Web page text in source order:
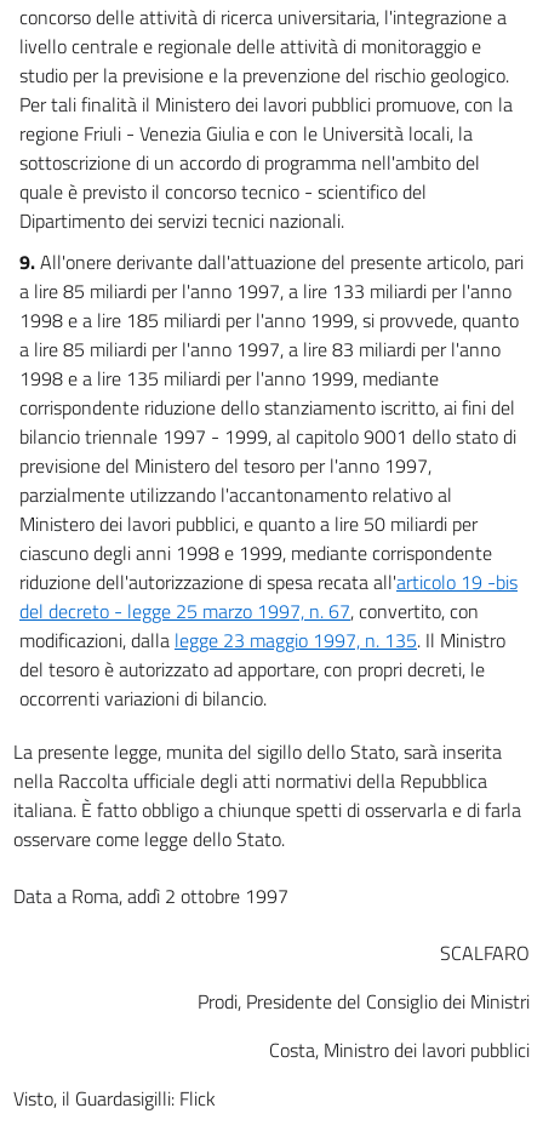
concorso delle attività di ricerca universitaria, l'integrazione a
livello centrale e regionale delle attività di monitoraggio e
studio per la previsione e la prevenzione del rischio geologico.
Per tali finalità il Ministero dei lavori pubblici promuove, con la
regione Friuli - Venezia Giulia e con le Università locali, la
sottoscrizione di un accordo di programma nell'ambito del
quale è previsto il concorso tecnico - scientifico del
Dipartimento dei servizi tecnici nazionali.
9.All'onere derivante dall'attuazione del presente articolo, pari
a lire 85 miliardi per l'anno 1997, a lire 133 miliardi per l'anno
1998 e a lire 185 miliardi per l'anno 1999, si provvede, quanto
a lire 85 miliardi per l'anno 1997, a lire 83 miliardi per l'anno
1998 e a lire 135 miliardi per l'anno 1999, mediante
corrispondente riduzione dello stanziamento iscritto, ai fini del
bilancio triennale 1997 - 1999, al capitolo 9001 dello stato di
previsione del Ministero del tesoro per l'anno 1997,
parzialmente utilizzando l'accantonamento relativo al
Ministero dei lavori pubblici, e quanto a lire 50 miliardi per
ciascuno degli anni 1998 e 1999, mediante corrispondente
riduzione dell'autorizzazione di spesa recata all'articolo 19 -bis
del decreto - legge 25 marzo 1997, n. 67, convertito, con
modificazioni, dalla legge 23 maggio 1997, n. 135. Il Ministro
del tesoro è autorizzato ad apportare, con propri decreti, le
occorrenti variazioni di bilancio.
La presente legge, munita del sigillo dello Stato, sarà inserita
nella Raccolta ufficiale degli atti normativi della Repubblica
italiana. È fatto obbligo a chiunque spetti di osservarla e di farla
osservare come legge dello Stato.
Data a Roma, addì 2 ottobre 1997
SCALFARO
Prodi, Presidente del Consiglio dei Ministri
Costa, Ministro dei lavori pubblici
Visto, il Guardasigilli: Flick